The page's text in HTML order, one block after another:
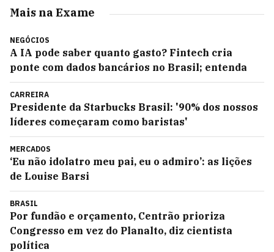
Mais na Exame
NEGÓCIOS
A IA pode saber quanto gasto? Fintech cria
ponte com dados bancários no Brasil; entenda
CARREIRA
Presidente da Starbucks Brasil: '90% dos nossos
líderes começaram como baristas'
MERCADOS
‘Eu não idolatro meu pai, eu o admiro’: as lições
de Louise Barsi
BRASIL
Por fundão e orçamento, Centrão prioriza
Congresso em vez do Planalto, diz cientista
política